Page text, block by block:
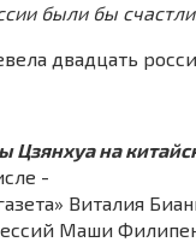
были бы
двадцать
Цзянхуа на
-
Виталия
Маши